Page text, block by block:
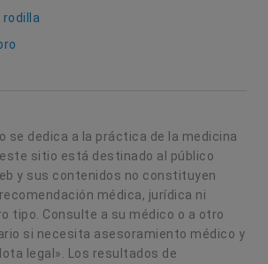
se dedica a la práctica de la medicina
sitio está destinado al público
y sus contenidos no constituyen
médica, jurídica ni
tipo. Consulte a su médico o a otro
si necesita asesoramiento médico y
legal». Los resultados de